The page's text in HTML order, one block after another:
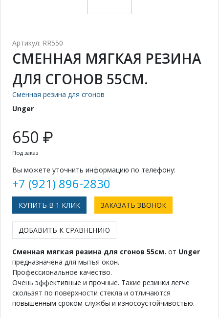
Артикул: RR550
СМЕННАЯ МЯГКАЯ РЕЗИНА
ДЛЯ СГОНОВ 55СМ.
Сменная резина для сгонов
Unger
650 ₽
Под заказ
Вы можете уточнить информацию по телефону:
+7 (921) 896-2830
КУПИТЬ В 1 КЛИК ЗАКАЗАТЬ ЗВОНОК
ДОБАВИТЬ К СРАВНЕНИЮ
Сменная мягкая резина для сгонов 55см. от Unger
предназначена для мытья окон.
Профессиональное качество.
Очень эффективные и прочные. Такие резинки легче
скользят по поверхности стекла и отличаются
повышенным сроком службы и износоустойчивостью.